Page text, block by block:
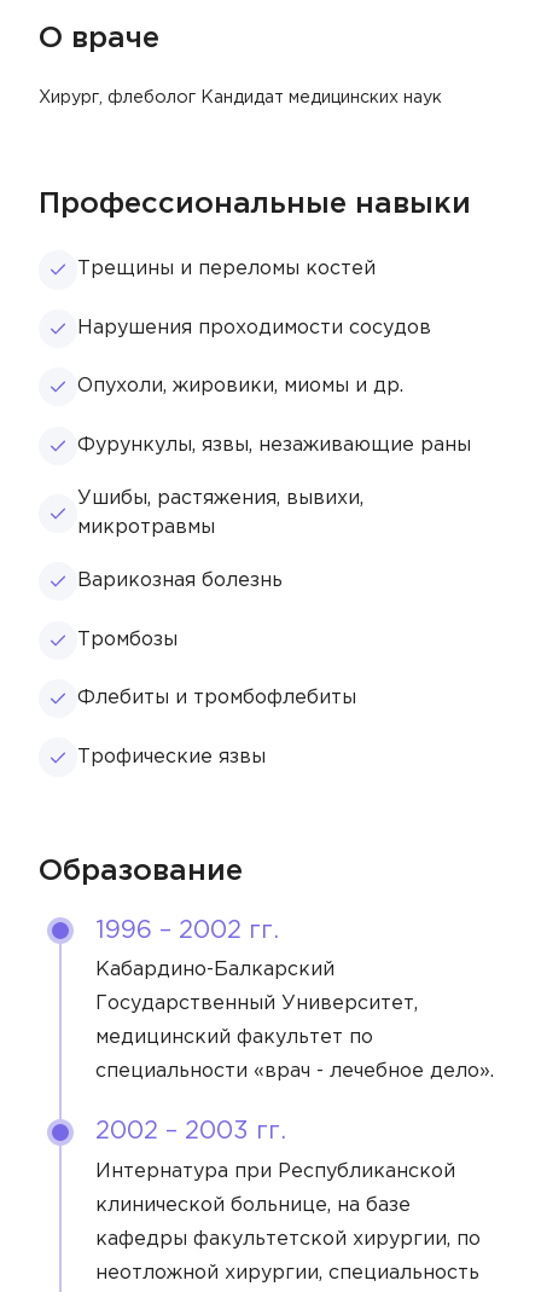
О враче
Хирург, флеболог Кандидат медицинских наук
Профессиональные навыки
Трещины и переломы костей
Нарушения проходимости сосудов
Опухоли, жировики, миомы и др.
Фурункулы, язвы, незаживающие раны
Ушибы, растяжения, вывихи,
микротравмы
Варикозная болезнь
Тромбозы
Флебиты и тромбофлебиты
Трофические язвы
Образование
1996 – 2002 гг.
Кабардино-Балкарский
Государственный Университет,
медицинский факультет по
специальности «врач - лечебное дело».
2002 – 2003 гг.
Интернатура при Республиканской
клинической больнице, на базе
кафедры факультетской хирургии, по
неотложной хирургии, специальность
Врач